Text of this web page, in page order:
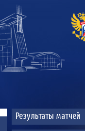
Результаты матчей